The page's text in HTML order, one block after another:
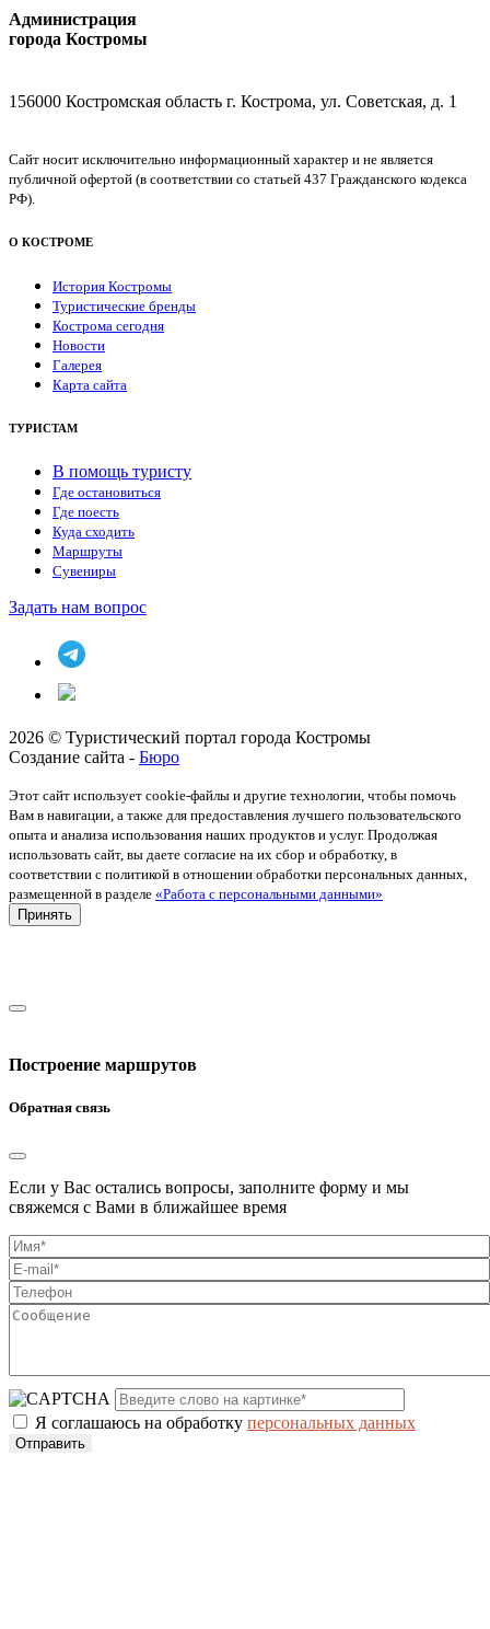
Администрация
города Костромы
156000 Костромская область г. Кострома, ул. Советская, д. 1
Сайт носит исключительно информационный характер и не является
публичной офертой (в соответствии со статьей 437 Гражданского кодекса
РФ).
О КОСТРОМЕ
История Костромы
Туристические бренды
Кострома сегодня
Новости
Галерея
Карта сайта
ТУРИСТАМ
В помощь туристу
Где остановиться
Где поесть
Куда сходить
Маршруты
Сувениры
Задать нам вопрос
2026 © Туристический портал города Костромы
Создание сайта - Бюро
Этот сайт использует cookie-файлы и другие технологии, чтобы помочь
Вам в навигации, а также для предоставления лучшего пользовательского
опыта и анализа использования наших продуктов и услуг. Продолжая
использовать сайт, вы даете согласие на их сбор и обработку, в
соответствии с политикой в отношении обработки персональных данных,
размещенной в разделе «Работа с персональными данными»
Принять
Построение маршрутов
Обратная связь
Если у Вас остались вопросы, заполните форму и мы
свяжемся с Вами в ближайшее время
Я соглашаюсь на обработку персональных данных